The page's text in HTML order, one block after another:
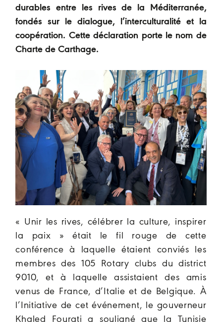
durables entre les rives de la Méditerranée,
fondés sur le dialogue, l’interculturalité et la
coopération. Cette déclaration porte le nom de
Charte de Carthage.
« Unir les rives, célébrer la culture, inspirer
la paix » était le fil rouge de cette
conférence à laquelle étaient conviés les
membres des 105 Rotary clubs du district
9010, et à laquelle assistaient des amis
venus de France, d’Italie et de Belgique. À
l’Initiative de cet événement, le gouverneur
Khaled Fourati a souligné que la Tunisie